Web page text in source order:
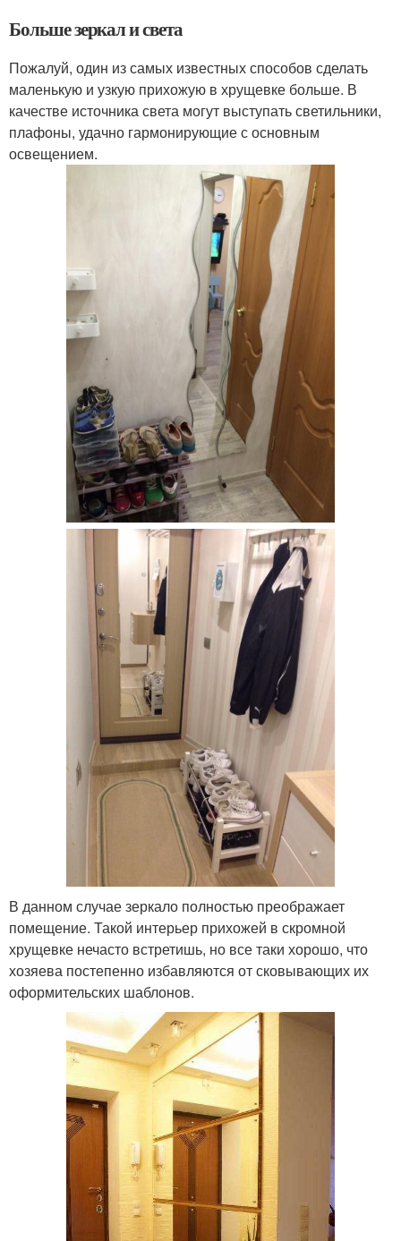
Больше зеркал и света
Пожалуй, один из самых известных способов сделать
маленькую и узкую прихожую в хрущевке больше. В
качестве источника света могут выступать светильники,
плафоны, удачно гармонирующие с основным
освещением.
В данном случае зеркало полностью преображает
помещение. Такой интерьер прихожей в скромной
хрущевке нечасто встретишь, но все таки хорошо, что
хозяева постепенно избавляются от сковывающих их
оформительских шаблонов.